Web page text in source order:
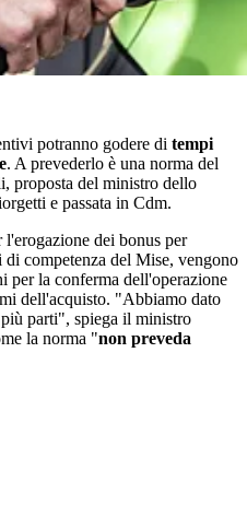
potranno godere di tempi
. A prevederlo è una norma del
proposta del ministro dello
e passata in Cdm.
dei bonus per
competenza del Mise, vengono
per la conferma dell'operazione
dell'acquisto. "Abbiamo dato
parti", spiega il ministro
la norma "non preveda